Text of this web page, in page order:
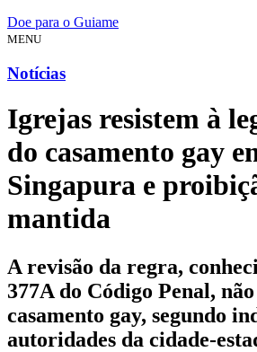
Doe para o Guiame
MENU
Notícias
Igrejas resistem à
do casamento gay
Singapura e
mantida
A revisão da regra,
377A do Código Penal,
casamento gay, segundo
autoridades da cidade-